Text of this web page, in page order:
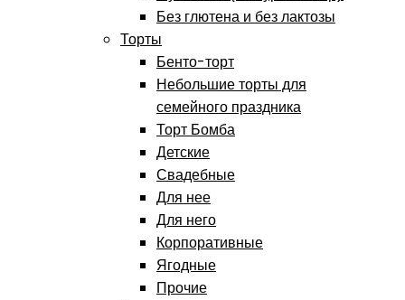
Без глютена и без лактозы
Торты
Бенто-торт
Небольшие торты для
семейного праздника
Торт Бомба
Детские
Свадебные
Для нее
Для него
Корпоративные
Ягодные
Прочие